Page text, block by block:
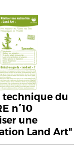
technique du
n°10
une
Land Art"